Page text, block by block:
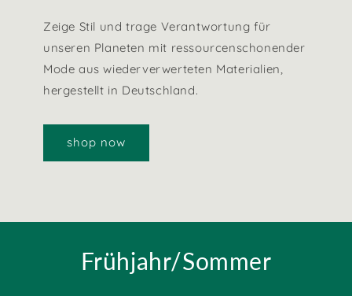
Zeige Stil und trage Verantwortung für
unseren Planeten mit ressourcenschonender
Mode aus wiederverwerteten Materialien,
hergestellt in Deutschland.
shop now
Frühjahr/Sommer